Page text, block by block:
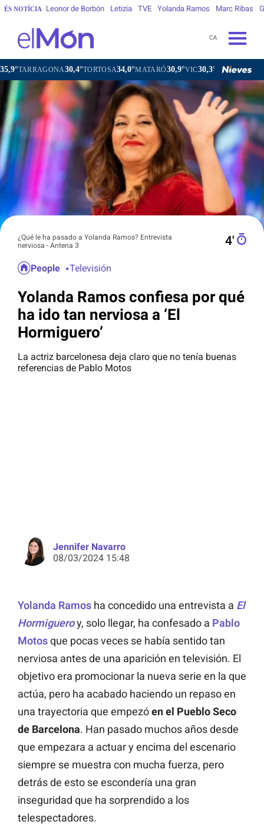
ÉS NOTÍCIA Leonor de Borbón Letizia TVE Yolanda Ramos Marc Ribas
CA
30,4°TORTOSA34,0°MATARÓ30,9°VIC30,3°VILAFRANCA DEL PENEDÈS
¿Qué le ha pasado a Yolanda Ramos? Entrevista
nerviosa - Antena 3
4′
People Televisión
Yolanda Ramos confiesa por qué
ha ido tan nerviosa a ‘El
Hormiguero’
La actriz barcelonesa deja claro que no tenía buenas
referencias de Pablo Motos
Jennifer Navarro
08/03/2024 15:48
Yolanda Ramos ha concedido una entrevista a El
Hormigueroy, solo llegar, ha confesado a Pablo
Motosque pocas veces se había sentido tan
nerviosa antes de una aparición en televisión. El
objetivo era promocionar la nueva serie en la que
actúa, pero ha acabado haciendo un repaso en
una trayectoria que empezóen el Pueblo Seco
de Barcelona. Han pasado muchos años desde
que empezara a actuar y encima del escenario
siempre se muestra con mucha fuerza, pero
detrás de esto se escondería una gran
inseguridad que ha sorprendido a los
telespectadores.